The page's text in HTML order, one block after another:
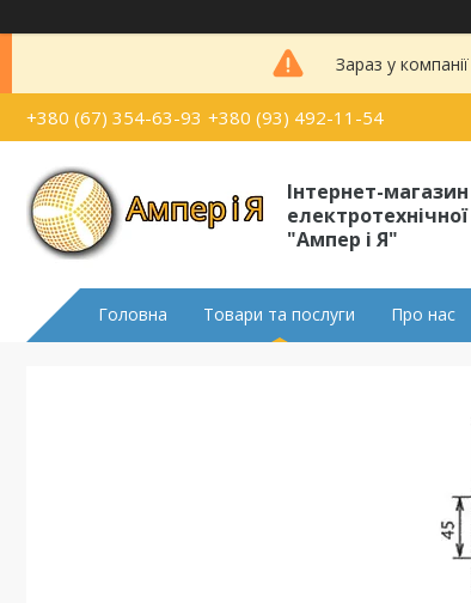
Зараз у
+380 (67) 354-63-93 +380 (93) 492-11-54
Інтернет-магазин
"Ампер і Я"
Головна Товари та послуги Про нас